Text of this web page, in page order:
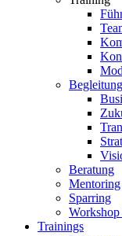
Begleitung
Beratung
Mentoring
Sparring
Trainings